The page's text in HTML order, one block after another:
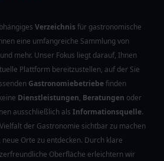
Verzeichnisfür gastronomische
eine umfangreiche Sammlung von
und mehr. Unser Fokus liegt darauf, Ihnen
Plattform bereitzustellen, auf der Sie
Gastronomiebetriebefinden
Dienstleistungen, Beratungen oder
ausschließlich als Informationsquelle.
der Gastronomie sichtbar zu machen
Orte zu entdecken. Durch klare
Oberfläche erleichtern wir